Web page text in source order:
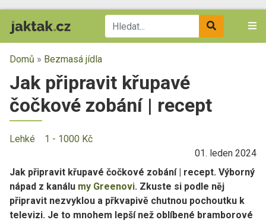
Domů » Bezmasá jídla
Jak připravit křupavé
čočkové zobání | recept
Lehké
1 - 1000 Kč
01. leden 2024
Jak připravit křupavé čočkové zobání | recept. Výborný
nápad z kanálu my Greenovi. Zkuste si podle něj
připravit nezvyklou a přkvapivě chutnou pochoutku k
televizi. Je to mnohem lepší než oblíbené bramborové